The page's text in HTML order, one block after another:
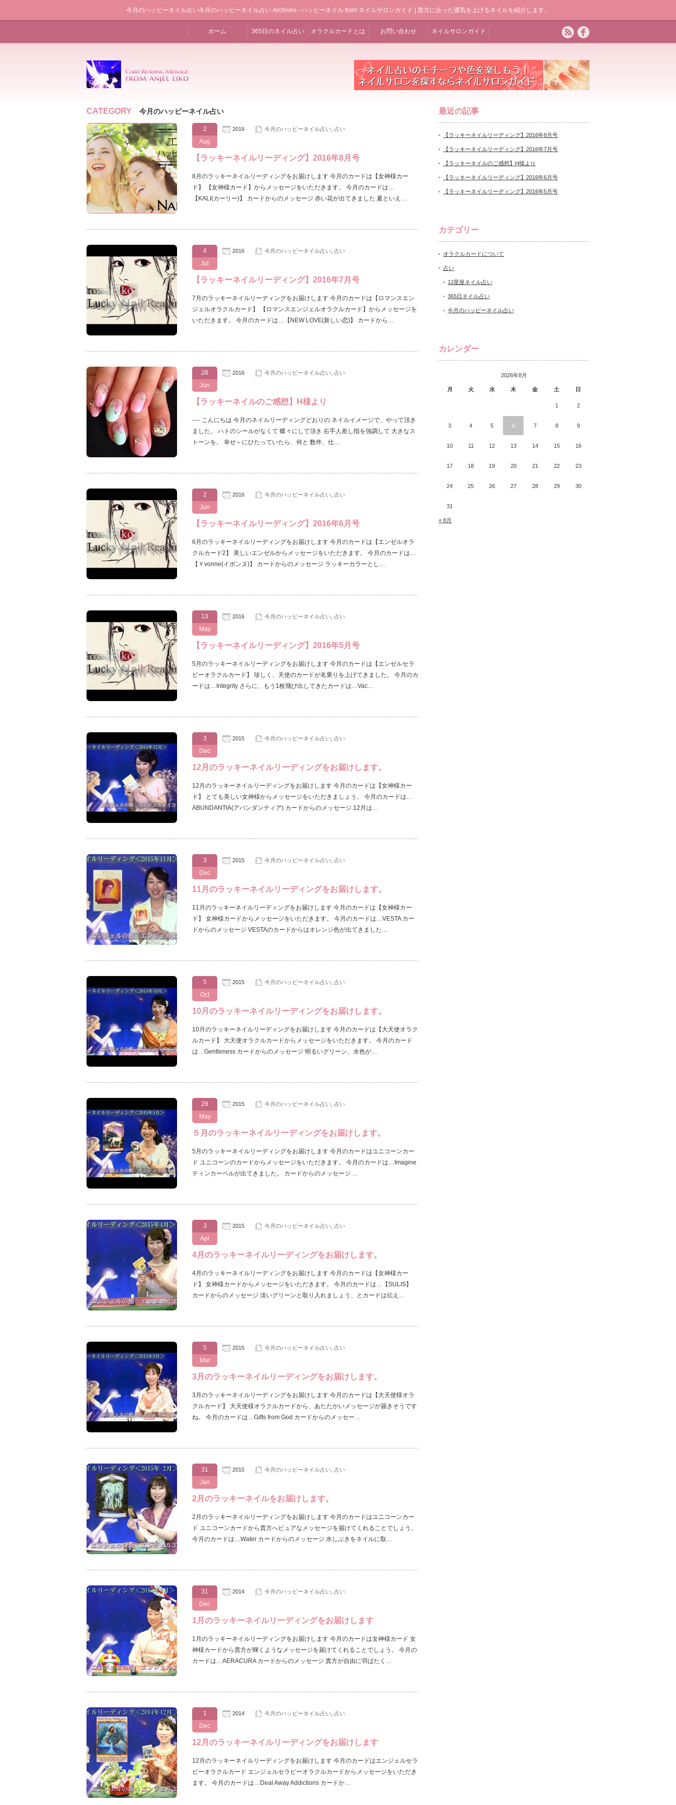
今月のハッピーネイル占い今月のハッピーネイル占い Archives - ハッピーネイル from ネイルサロンガイド | 貴方に合った運気を上げるネイルを紹介します。
ホーム 365日のネイル占い オラクルカードとは お問い合わせ ネイルサロンガイド
CATEGORY 今月のハッピーネイル占い
2
Aug
2016 今月のハッピーネイル占い 占い
【ラッキーネイルリーディング】2016年8月号
8月のラッキーネイルリーディングをお届けします 今月のカードは【女神様カー
ド】 【女神様カード】からメッセージをいただきます。 今月のカードは…
【KALI(カーリー)】 カードからのメッセージ 赤い花が出てきました 夏といえ…
4
Jul
2016 今月のハッピーネイル占い 占い
【ラッキーネイルリーディング】2016年7月号
7月のラッキーネイルリーディングをお届けします 今月のカードは【ロマンスエン
ジェルオラクルカード】 【ロマンスエンジェルオラクルカード】からメッセージを
いただきます。 今月のカードは…【NEW LOVE(新しい恋)】 カードから…
28
Jun
2016 今月のハッピーネイル占い 占い
【ラッキーネイルのご感想】H様より
---- こんにちは 今月のネイルリーディングどおりの ネイルイメージで、やって頂き
ました。 ハトのシールがなくて 蝶々にして頂き 右手人差し指を強調して 大きなス
トーンを。 幸せ～にひたっていたら、何と 数件、仕…
2
Jun
2016 今月のハッピーネイル占い 占い
【ラッキーネイルリーディング】2016年6月号
6月のラッキーネイルリーディングをお届けします 今月のカードは【エンゼルオラ
クルカード2】 美しいエンゼルからメッセージをいただきます。 今月のカードは…
【Ｙvonne(イボンヌ)】 カードからのメッセージ ラッキーカラーとし…
13
May
2016 今月のハッピーネイル占い 占い
【ラッキーネイルリーディング】2016年5月号
5月のラッキーネイルリーディングをお届けします 今月のカードは【エンゼルセラ
ピーオラクルカード】 珍しく、天使のカードが名乗りを上げてきました。 今月のカ
ードは…Integrity さらに、もう1枚飛び出してきたカードは…Vac…
3
Dec
2015 今月のハッピーネイル占い 占い
12月のラッキーネイルリーディングをお届けします。
12月のラッキーネイルリーディングをお届けします 今月のカードは【女神様カー
ド】 とても美しい女神様からメッセージをいただきましょう。 今月のカードは…
ABUNDANTIA(アバンダンティア) カードからのメッセージ 12月は…
3
Dec
2015 今月のハッピーネイル占い 占い
11月のラッキーネイルリーディングをお届けします。
11月のラッキーネイルリーディングをお届けします 今月のカードは【女神様カー
ド】 女神様カードからメッセージをいただきます。 今月のカードは…VESTA カー
ドからのメッセージ VESTAのカードからはオレンジ色が出てきました…
5
Oct
2015 今月のハッピーネイル占い 占い
10月のラッキーネイルリーディングをお届けします。
10月のラッキーネイルリーディングをお届けします 今月のカードは【大天使オラク
ルカード】 大天使オラクルカードからメッセージをいただきます。 今月のカード
は…Gentleness カードからのメッセージ 明るいグリーン、水色が…
28
May
2015 今月のハッピーネイル占い 占い
５月のラッキーネイルリーディングをお届けします。
5月のラッキーネイルリーディングをお届けします 今月のカードはユニコーンカー
ド ユニコーンのカードからメッセージをいただきます。 今月のカードは…Imagine
ティンカーベルが出てきました。 カードからのメッセージ …
3
Apr
2015 今月のハッピーネイル占い 占い
4月のラッキーネイルリーディングをお届けします。
4月のラッキーネイルリーディングをお届けします 今月のカードは【女神様カー
ド】 女神様カードからメッセージをいただきます。 今月のカードは…【SULIS】
カードからのメッセージ 淡いグリーンと取り入れましょう、とカードは伝え…
5
Mar
2015 今月のハッピーネイル占い 占い
3月のラッキーネイルリーディングをお届けします。
3月のラッキーネイルリーディングをお届けします 今月のカードは【大天使様オラ
クルカード】 大天使様オラクルカードから、あたたかいメッセージが届きそうです
ね。 今月のカードは…Gifts from God カードからのメッセー…
31
Jan
2015 今月のハッピーネイル占い 占い
2月のラッキーネイルをお届けします。
2月のラッキーネイルリーディングをお届けします 今月のカードはユニコーンカー
ド ユニコーンカードから貴方へピュアなメッセージを届けてくれることでしょう。
今月のカードは…Water カードからのメッセージ 水しぶきをネイルに取…
31
Dec
2014 今月のハッピーネイル占い 占い
1月のラッキーネイルリーディングをお届けします
1月のラッキーネイルリーディングをお届けします 今月のカードは女神様カード 女
神様カードから貴方が輝くようなメッセージを届けてくれることでしょう。 今月の
カードは…AERACURA カードからのメッセージ 貴方が自由に羽ばたく…
1
Dec
2014 今月のハッピーネイル占い 占い
12月のラッキーネイルリーディングをお届けします
12月のラッキーネイルリーディングをお届けします 今月のカードはエンジェルセラ
ピーオラクルカード エンジェルセラピーオラクルカードからメッセージをいただき
ます。 今月のカードは…Deal Away Addictions カードか…
最近の記事
【ラッキーネイルリーディング】2016年8月号
【ラッキーネイルリーディング】2016年7月号
【ラッキーネイルのご感想】H様より
【ラッキーネイルリーディング】2016年6月号
【ラッキーネイルリーディング】2016年5月号
カテゴリー
オラクルカードについて
占い
12星座ネイル占い
365日ネイル占い
今月のハッピーネイル占い
カレンダー
2026年8月
月 火 水 木 金 土 日
1 2
3 4 5 6 7 8 9
10 11 12 13 14 15 16
17 18 19 20 21 22 23
24 25 26 27 28 29 30
31
« 8月